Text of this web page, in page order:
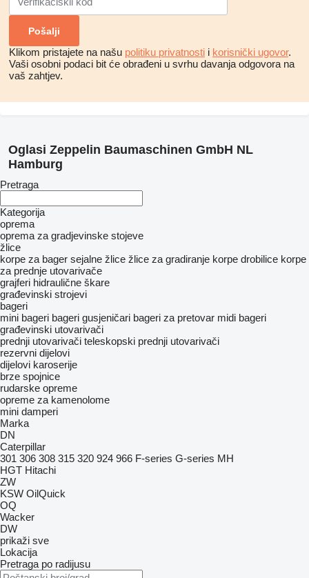
Klikom pristajete na našu politiku privatnosti i korisnički ugovor.
Vaši osobni podaci bit će obrađeni u svrhu davanja odgovora na
vaš zahtjev.
Oglasi Zeppelin Baumaschinen GmbH NL
Hamburg
Pretraga
Kategorija
oprema
oprema za gradjevinske stojeve
žlice
korpe za bager sejalne žlice žlice za gradiranje korpe drobilice korpe
za prednje utovarivače
grajferi hidraulične škare
građevinski strojevi
bageri
mini bageri bageri gusjeničari bageri za pretovar midi bageri
građevinski utovarivači
prednji utovarivači teleskopski prednji utovarivači
rezervni dijelovi
dijelovi karoserije
brze spojnice
rudarske opreme
opreme za kamenolome
mini damperi
Marka
DN
Caterpillar
301 306 308 315 320 924 966 F-series G-series MH
HGT Hitachi
ZW
KSW OilQuick
OQ
Wacker
DW
prikaži sve
Lokacija
Pretraga po radijusu